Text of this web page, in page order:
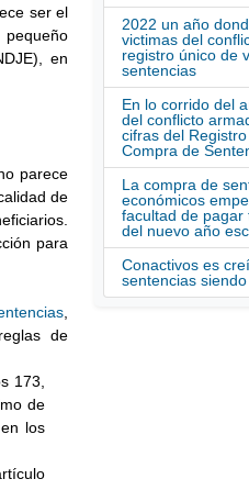
ser el
en
parece
de
para
de
173,
de
los
2022 un año
victimas del
registro único de
sentencias
En lo corrido del
del conflicto
cifras del
Compra de
La compra de
económicos
facultad de pagar
del nuevo año
Conactivos es
sentencias